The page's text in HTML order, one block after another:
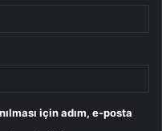
için adım, e-posta